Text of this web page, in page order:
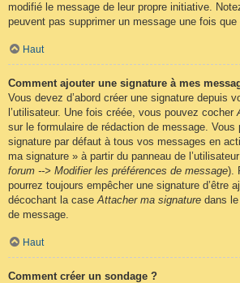
modifié le message de leur propre initiative.
peuvent pas supprimer un message une fois que
Haut
Comment ajouter une signature à mes
Vous devez d’abord créer une signature depuis
l’utilisateur. Une fois créée, vous pouvez cocher
sur le formulaire de rédaction de message.
signature par défaut à tous vos messages en
ma signature » à partir du panneau de
forum --> Modifier les préférences de message).
pourrez toujours empêcher une signature d’être
décochant la caseAttacher ma signature dans
de message.
Haut
Comment créer un sondage ?